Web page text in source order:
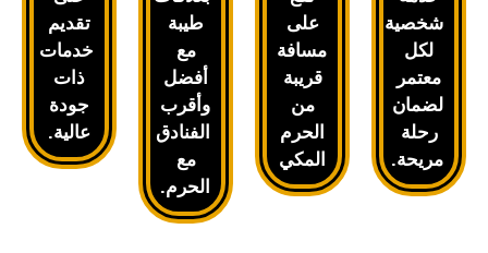
شخصية
لكل
معتمر
لضمان
رحلة
مريحة.
على
مسافة
قريبة
من
الحرم
المكي
طيبة
مع
أفضل
وأقرب
الفنادق
مع
الحرم.
تقديم
خدمات
ذات
جودة
عالية.